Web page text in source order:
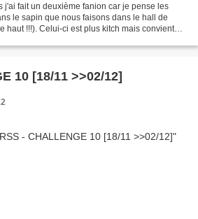
j'ai fait un deuxième fanion car je pense les
le sapin que nous faisons dans le hall de
haut !!!). Celui-ci est plus kitch mais convient
10 [18/11 >>02/12]